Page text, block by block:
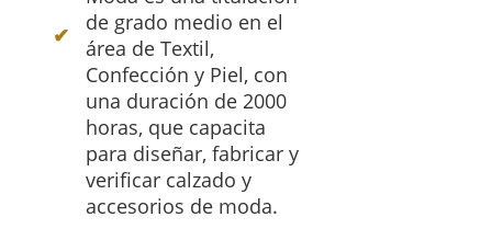
de grado medio en el
área de Textil,
Confección y Piel, con
una duración de 2000
horas, que capacita
para diseñar, fabricar y
verificar calzado y
accesorios de moda.